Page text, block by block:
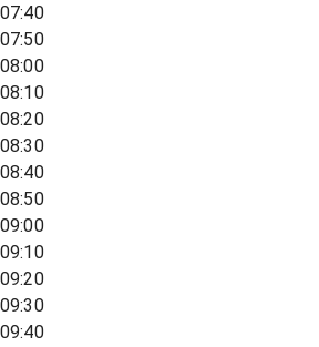
07:40
07:50
08:00
08:10
08:20
08:30
08:40
08:50
09:00
09:10
09:20
09:30
09:40